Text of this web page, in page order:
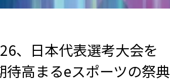
、日本代表選考大会を
高まるeスポーツの祭典